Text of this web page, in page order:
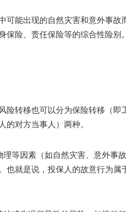
可能出现的自然灾害和意外事故
保险、责任保险等的综合性险别。
险转移也可以分为保险转移（即
对方当事人）两种。
等因素（如自然灾害、意外事故
也就是说，投保人的故意行为属